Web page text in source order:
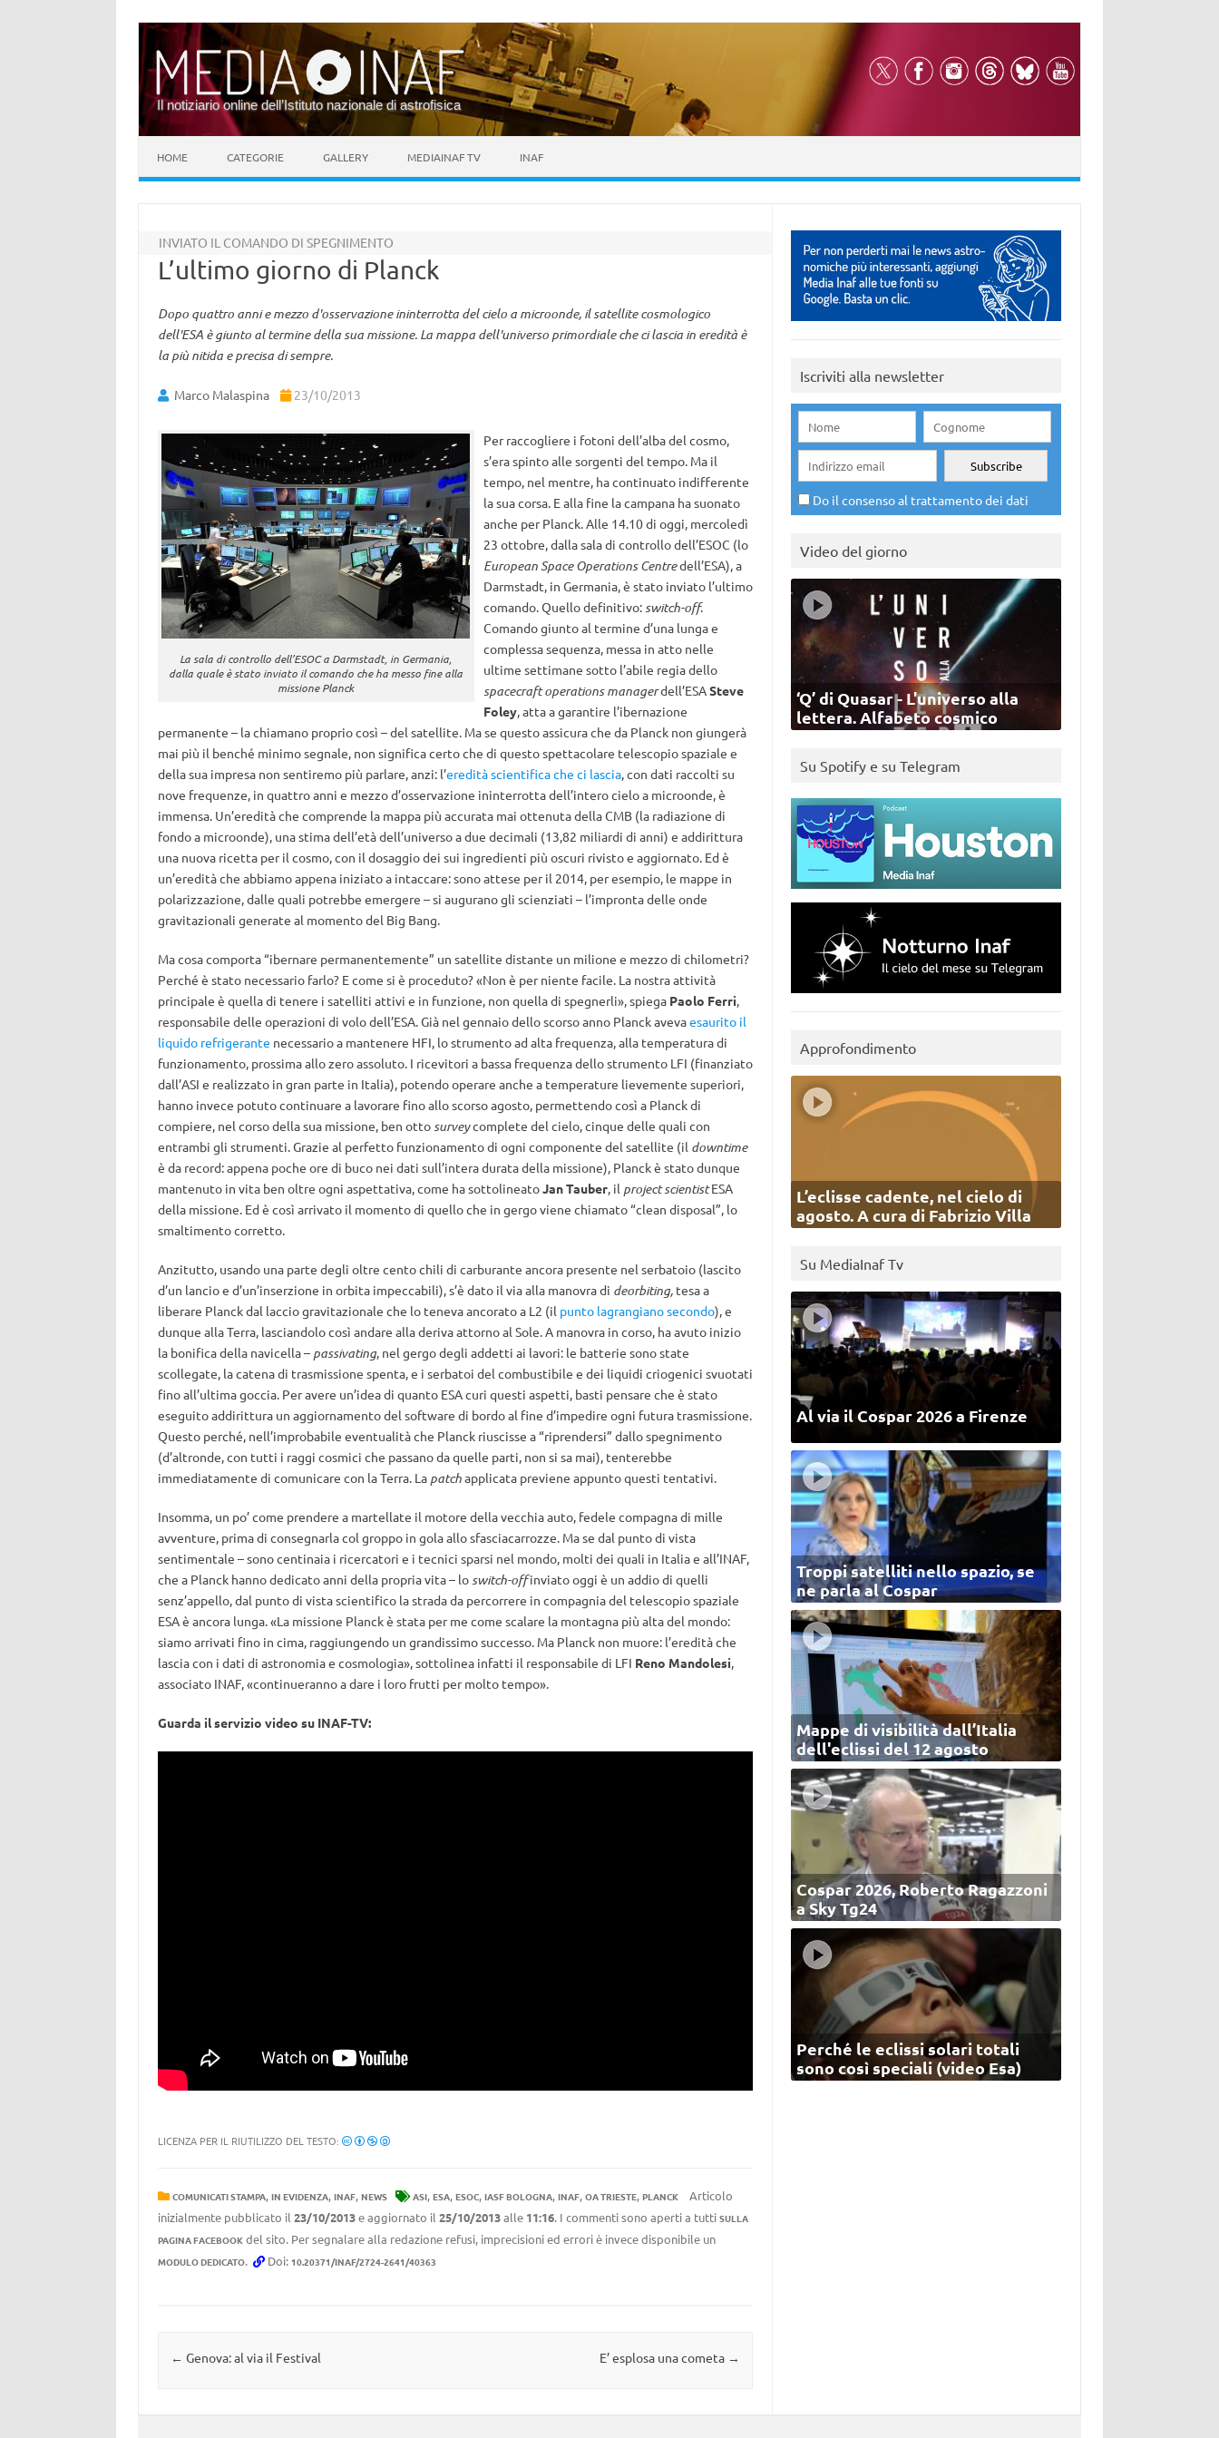
Il notiziario online dell’Istituto nazionale di astrofisica
HOME CATEGORIE GALLERY MEDIAINAF TV INAF
INVIATO IL COMANDO DI SPEGNIMENTO
L’ultimo giorno di Planck
Dopo quattro anni e mezzo d'osservazione ininterrotta del cielo a microonde, il satellite cosmologico
dell'ESA è giunto al termine della sua missione. La mappa dell'universo primordiale che ci lascia in eredità è
la più nitida e precisa di sempre.
Marco Malaspina 23/10/2013
La sala di controllo dell’ESOC a Darmstadt, in Germania,
dalla quale è stato inviato il comando che ha messo fine alla
missione Planck
Per raccogliere i fotoni dell’alba del cosmo,
s’era spinto alle sorgenti del tempo. Ma il
tempo, nel mentre, ha continuato indifferente
la sua corsa. E alla fine la campana ha suonato
anche per Planck. Alle 14.10 di oggi, mercoledì
23 ottobre, dalla sala di controllo dell’ESOC (lo
European Space Operations Centredell’ESA), a
Darmstadt, in Germania, è stato inviato l’ultimo
comando. Quello definitivo:switch-off.
Comando giunto al termine d’una lunga e
complessa sequenza, messa in atto nelle
ultime settimane sotto l’abile regia dello
spacecraft operations managerdell’ESASteve
Foley, atta a garantire l’ibernazione
permanente – la chiamano proprio così – del satellite. Ma se questo assicura che da Planck non giungerà
mai più il benché minimo segnale, non significa certo che di questo spettacolare telescopio spaziale e
della sua impresa non sentiremo più parlare, anzi: l’eredità scientifica che ci lascia, con dati raccolti su
nove frequenze, in quattro anni e mezzo d’osservazione ininterrotta dell’intero cielo a microonde, è
immensa. Un’eredità che comprende la mappa più accurata mai ottenuta della CMB (la radiazione di
fondo a microonde), una stima dell’età dell’universo a due decimali (13,82 miliardi di anni) e addirittura
una nuova ricetta per il cosmo, con il dosaggio dei sui ingredienti più oscuri rivisto e aggiornato. Ed è
un’eredità che abbiamo appena iniziato a intaccare: sono attese per il 2014, per esempio, le mappe in
polarizzazione, dalle quali potrebbe emergere – si augurano gli scienziati – l’impronta delle onde
gravitazionali generate al momento del Big Bang.
Ma cosa comporta “ibernare permanentemente” un satellite distante un milione e mezzo di chilometri?
Perché è stato necessario farlo? E come si è proceduto? «Non è per niente facile. La nostra attività
principale è quella di tenere i satelliti attivi e in funzione, non quella di spegnerli», spiega Paolo Ferri,
responsabile delle operazioni di volo dell’ESA. Già nel gennaio dello scorso anno Planck avevaesaurito il
liquido refrigerante necessario a mantenere HFI, lo strumento ad alta frequenza, alla temperatura di
funzionamento, prossima allo zero assoluto. I ricevitori a bassa frequenza dello strumento LFI (finanziato
dall’ASI e realizzato in gran parte in Italia), potendo operare anche a temperature lievemente superiori,
hanno invece potuto continuare a lavorare fino allo scorso agosto, permettendo così a Planck di
compiere, nel corso della sua missione, ben ottosurveycomplete del cielo, cinque delle quali con
entrambi gli strumenti. Grazie al perfetto funzionamento di ogni componente del satellite (il downtime
è da record: appena poche ore di buco nei dati sull’intera durata della missione), Planck è stato dunque
mantenuto in vita ben oltre ogni aspettativa, come ha sottolineatoJan Tauber, il project scientistESA
della missione. Ed è così arrivato il momento di quello che in gergo viene chiamato “clean disposal”, lo
smaltimento corretto.
Anzitutto, usando una parte degli oltre cento chili di carburante ancora presente nel serbatoio (lascito
d’un lancio e d’un’inserzione in orbita impeccabili), s’è dato il via alla manovra di deorbiting,tesa a
liberare Planck dal laccio gravitazionale che lo teneva ancorato a L2 (il punto lagrangiano secondo), e
dunque alla Terra, lasciandolo così andare alla deriva attorno al Sole. A manovra in corso, ha avuto inizio
la bonifica della navicella – passivating, nel gergo degli addetti ai lavori: le batterie sono state
scollegate, la catena di trasmissione spenta, e i serbatoi del combustibile e dei liquidi criogenici svuotati
fino all’ultima goccia. Per avere un’idea di quanto ESA curi questi aspetti, basti pensare che è stato
eseguito addirittura un aggiornamento del software di bordo al fine d’impedire ogni futura trasmissione.
Questo perché, nell’improbabile eventualità che Planck riuscisse a “riprendersi” dallo spegnimento
(d’altronde, con tutti i raggi cosmici che passano da quelle parti, non si sa mai), tenterebbe
immediatamente di comunicare con la Terra. La patchapplicata previene appunto questi tentativi.
Insomma, un po’ come prendere a martellate il motore della vecchia auto, fedele compagna di mille
avventure, prima di consegnarla col groppo in gola allo sfasciacarrozze. Ma se dal punto di vista
sentimentale – sono centinaia i ricercatori e i tecnici sparsi nel mondo, molti dei quali in Italia e all’INAF,
che a Planck hanno dedicato anni della propria vita – loswitch-offinviato oggi è un addio di quelli
senz’appello, dal punto di vista scientifico la strada da percorrere in compagnia del telescopio spaziale
ESA è ancora lunga. «La missione Planck è stata per me come scalare la montagna più alta del mondo:
siamo arrivati fino in cima, raggiungendo un grandissimo successo. Ma Planck non muore: l’eredità che
lascia con i dati di astronomia e cosmologia», sottolinea infatti il responsabile di LFI Reno Mandolesi,
associato INAF, «continueranno a dare i loro frutti per molto tempo».
Guarda il servizio video su INAF-TV:
LICENZA PER IL RIUTILIZZO DEL TESTO:
COMUNICATI STAMPA, IN EVIDENZA, INAF, NEWS ASI, ESA, ESOC, IASF BOLOGNA, INAF, OA TRIESTE, PLANCK
Articolo
inizialmente pubblicato il 23/10/2013e aggiornato il 25/10/2013alle 11:16. I commenti sono aperti a tutti SULLA
PAGINA FACEBOOKdel sito. Per segnalare alla redazione refusi, imprecisioni ed errori è invece disponibile un
MODULO DEDICATO. Doi: 10.20371/INAF/2724-2641/40363
Navigazione articolo
← Genova: al via il Festival E’ esplosa una cometa →
Iscriviti alla newsletter
Do il consenso al trattamento dei dati
Video del giorno
‘Q’ di Quasar - L'universo alla
lettera. Alfabeto cosmico
Su Spotify e su Telegram
Approfondimento
L’eclisse cadente, nel cielo di
agosto. A cura di Fabrizio Villa
Su MediaInaf Tv
Al via il Cospar 2026 a Firenze
Troppi satelliti nello spazio, se
ne parla al Cospar
Mappe di visibilità dall’Italia
dell'eclissi del 12 agosto
Cospar 2026, Roberto Ragazzoni
a Sky Tg24
Perché le eclissi solari totali
sono così speciali (video Esa)